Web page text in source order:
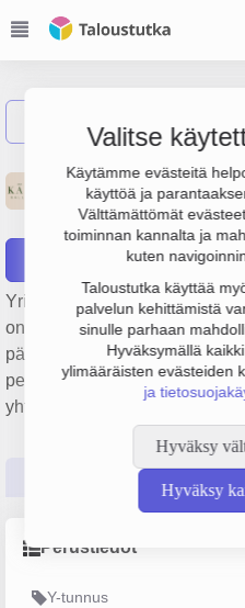
Valitse
Käytämme evästeitä
käyttöä ja
Välttämättömät
toiminnan kannalta ja
kuten
Taloustutka käyttää
palvelun kehittämistä
sinulle parhaan
Hyväksymällä
ylimääräisten evästeiden
ja
Hyväksy
Hyväksy
Kiinteistö
Yrityksen Kiinteistö Oy
on 375 000 €, tulos 70 000 €
päätoimiala on Muu
perustamisvuosi 2008 ja
yhtiömuoto Keskinäinen
Perustiedot
Y-tunnus